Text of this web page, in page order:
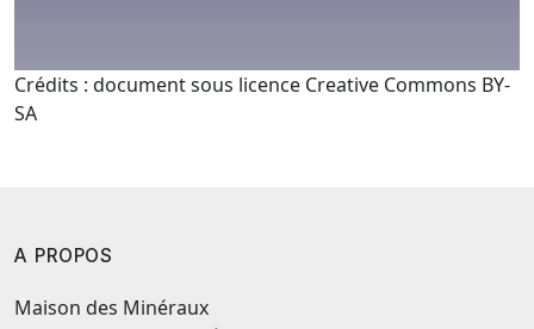
Crédits : document sous licence Creative Commons BY-
SA
A PROPOS
Maison des Minéraux